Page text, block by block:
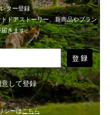
ター登録
ドアストーリー、新商品やブラン
きます。
登 録
して登録
シーはこちら